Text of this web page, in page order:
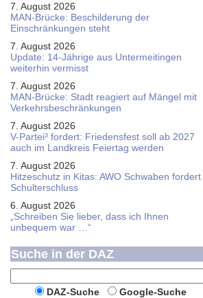
7. August 2026
MAN-Brücke: Beschilderung der
Einschränkungen steht
7. August 2026
Update: 14-Jährige aus Untermeitingen
weiterhin vermisst
7. August 2026
MAN-Brücke: Stadt reagiert auf Mängel mit
Verkehrsbeschränkungen
7. August 2026
V-Partei­³ fordert: Friedens­fest soll ab 2027
auch im Land­kreis Feier­tag werden
7. August 2026
Hitzeschutz in Kitas: AWO Schwaben fordert
Schulterschluss
6. August 2026
„Schreiben Sie lieber, dass ich Ihnen
unbequem war …“
Suche in der DAZ
DAZ-Suche
Google-Suche